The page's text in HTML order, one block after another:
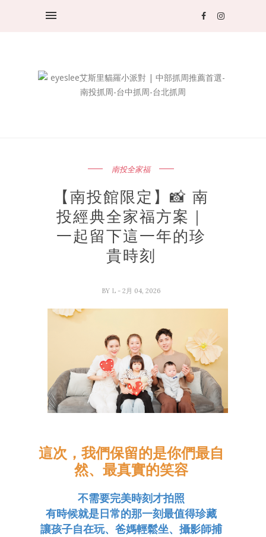
南投全家福
【南投館限定】📸 南
投經典全家福方案｜
一起留下這一年的珍
貴時刻
BY L - 2月 04, 2026
這次，我們保留的是你們最自
然、最真實的笑容
不需要完美時刻才拍照
有時候就是日常的那一刻最值得珍藏
讓孩子自在玩、爸媽輕鬆坐、攝影師捕